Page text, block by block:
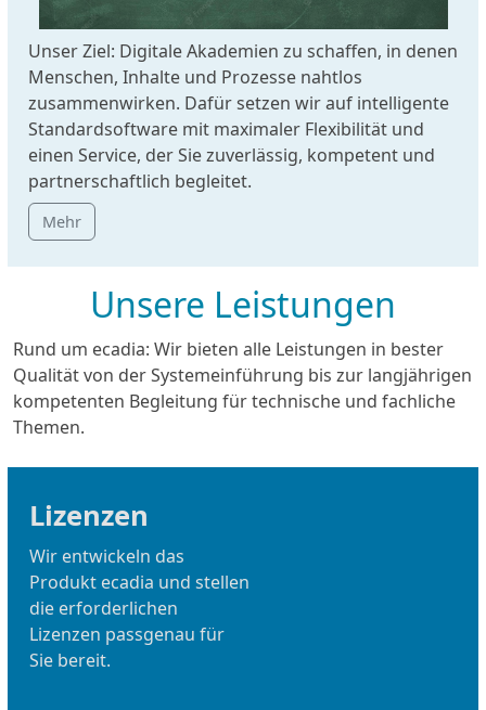
Unser Ziel: Digitale Akademien zu schaffen, in denen
Menschen, Inhalte und Prozesse nahtlos
zusammenwirken. Dafür setzen wir auf intelligente
Standardsoftware mit maximaler Flexibilität und
einen Service, der Sie zuverlässig, kompetent und
partnerschaftlich begleitet.
Mehr
Unsere Leistungen
Rund um ecadia: Wir bieten alle Leistungen in bester
Qualität von der Systemeinführung bis zur langjährigen
kompetenten Begleitung für technische und fachliche
Themen.
Lizenzen
Wir entwickeln das
Produkt ecadia und stellen
die erforderlichen
Lizenzen passgenau für
Sie bereit.